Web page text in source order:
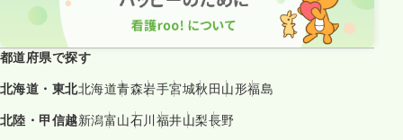
都道府県で探す
北海道・東北北海道青森岩手宮城秋田山形福島
北陸・甲信越新潟富山石川福井山梨長野